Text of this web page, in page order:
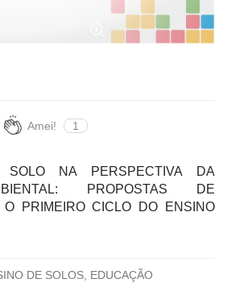
Amei! 1
SOLO NA PERSPECTIVA DA
PROPOSTAS DE
O PRIMEIRO CICLO DO ENSINO
DE SOLOS, EDUCAÇÃO